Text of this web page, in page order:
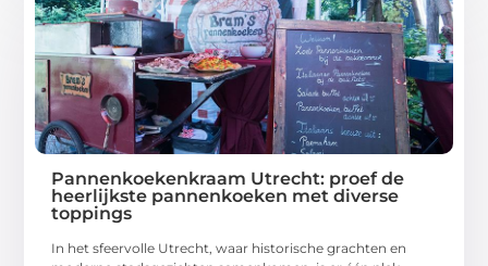
Pannenkoekenkraam Utrecht: proef de
heerlijkste pannenkoeken met diverse
toppings
In het sfeervolle Utrecht, waar historische grachten en